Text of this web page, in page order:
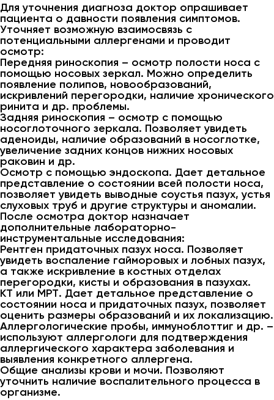
Для уточнения диагноза доктор опрашивает
пациента о давности появления симптомов.
Уточняет возможную взаимосвязь с
потенциальными аллергенами и проводит
осмотр:
Передняя риноскопия – осмотр полости носа с
помощью носовых зеркал. Можно определить
появление полипов, новообразований,
искривлений перегородки, наличие хронического
ринита и др. проблемы.
Задняя риноскопия – осмотр с помощью
носоглоточного зеркала. Позволяет увидеть
аденоиды, наличие образований в носоглотке,
увеличение задних концов нижних носовых
раковин и др.
Осмотр с помощью эндоскопа. Дает детальное
представление о состоянии всей полости носа,
позволяет увидеть выводные соустья пазух, устья
слуховых труб и другие структуры и аномалии.
После осмотра доктор назначает
дополнительные лабораторно-
инструментальные исследования:
Рентген придаточных пазух носа. Позволяет
увидеть воспаление гайморовых и лобных пазух,
а также искривление в костных отделах
перегородки, кисты и образования в пазухах.
КТ или МРТ. Дает детальное представление о
состоянии носа и придаточных пазух, позволяет
оценить размеры образований и их локализацию.
Аллергологические пробы, иммуноблоттиг и др. –
используют аллергологи для подтверждения
аллергического характера заболевания и
выявления конкретного аллергена.
Общие анализы крови и мочи. Позволяют
уточнить наличие воспалительного процесса в
организме.